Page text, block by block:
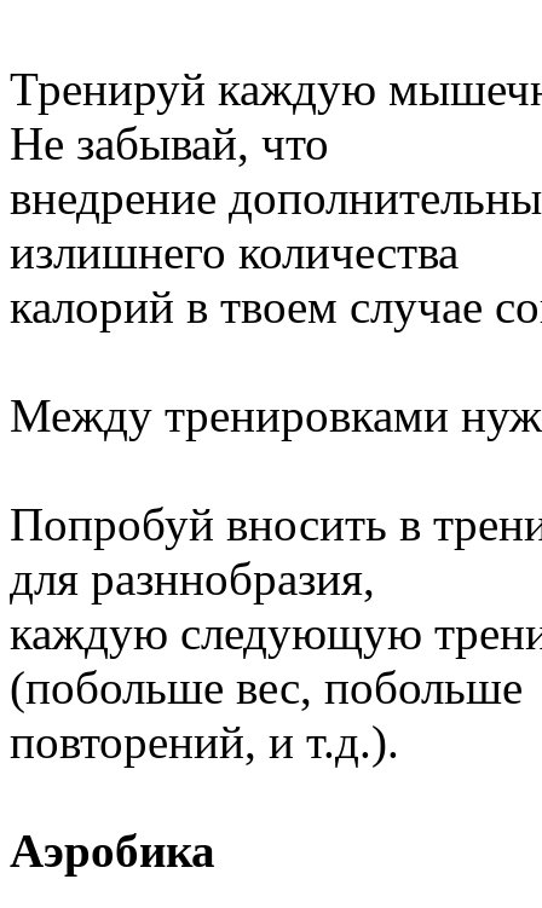
Тренируй каждую
Не забывай, что
внедрение
излишнего количества
калорий в твоем случае
Между тренировками
Попробуй вносить в
для разннобразия,
каждую следующую
(побольше вес, побольше
повторений, и т.д.).
Аэробика